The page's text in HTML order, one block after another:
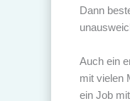
Dann
Auch ein
mit vielen
ein Job